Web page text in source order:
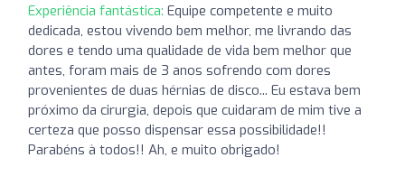
Experiência fantástica: Equipe competente e muito
dedicada, estou vivendo bem melhor, me livrando das
dores e tendo uma qualidade de vida bem melhor que
antes, foram mais de 3 anos sofrendo com dores
provenientes de duas hérnias de disco... Eu estava bem
próximo da cirurgia, depois que cuidaram de mim tive a
certeza que posso dispensar essa possibilidade!!
Parabéns à todos!! Ah, e muito obrigado!